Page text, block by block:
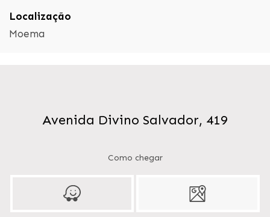
Localização
Moema
Avenida Divino Salvador, 419
Como chegar